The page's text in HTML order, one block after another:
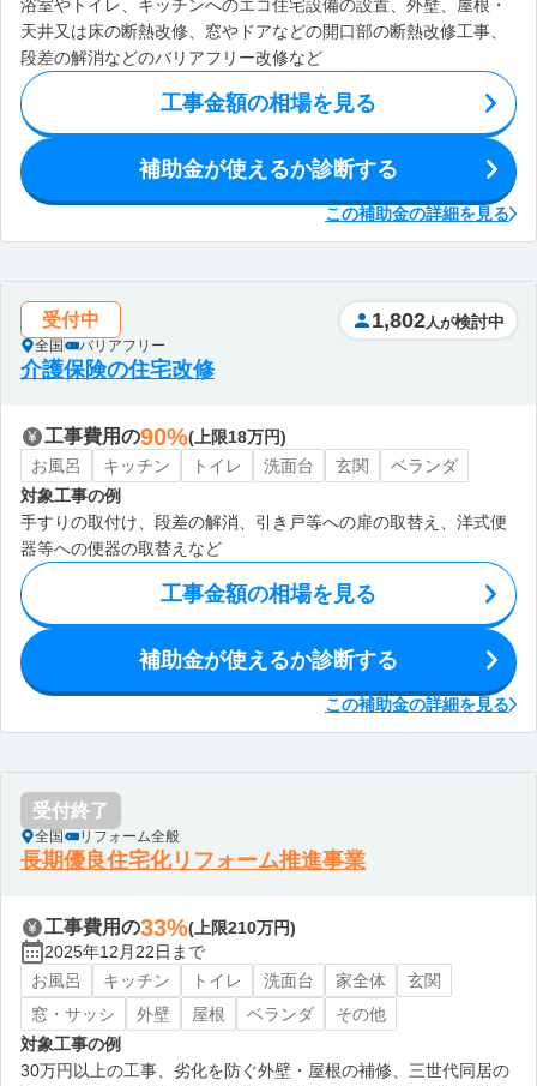
浴室やトイレ、キッチンへのエコ住宅設備の設置、外壁、屋根・
天井又は床の断熱改修、窓やドアなどの開口部の断熱改修工事、
段差の解消などのバリアフリー改修など
工事金額の相場を見る
補助金が使えるか診断する
この補助金の詳細を見る
受付中
全国 バリアフリー
1,802 人が検討中
介護保険の住宅改修
工事費用の90%(上限18万円)
お風呂
キッチン トイレ 洗面台 玄関
ベランダ
対象工事の例
手すりの取付け、段差の解消、引き戸等への扉の取替え、洋式便
器等への便器の取替えなど
工事金額の相場を見る
補助金が使えるか診断する
この補助金の詳細を見る
受付終了
全国 リフォーム全般
長期優良住宅化リフォーム推進事業
工事費用の33%(上限210万円)
2025年12月22日まで
お風呂
キッチン トイレ 洗面台 家全体
玄関
窓・サッシ
外壁 屋根 ベランダ
その他
対象工事の例
30万円以上の工事、劣化を防ぐ外壁・屋根の補修、三世代同居の